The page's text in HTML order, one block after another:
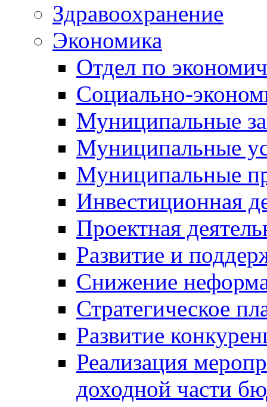
Здравоохранение
Экономика
Отдел по
Социально-
Муниципальные
Муниципальные
Муниципальные
Инвестиционная
Проектная
Развитие и
Снижение
Стратегическое
Развитие
Реализация
доходной части